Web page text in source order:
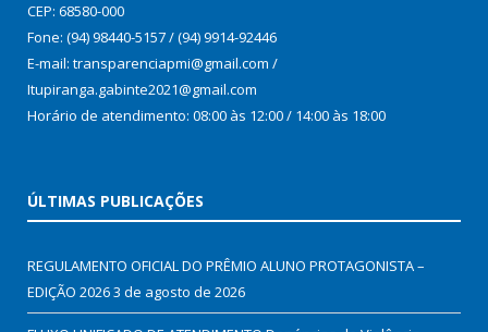
CEP: 68580-000
Fone: (94) 98440-5157 / (94) 9914-92446
E-mail: transparenciapmi@gmail.com /
Itupiranga.gabinte2021@gmail.com
Horário de atendimento: 08:00 às 12:00 / 14:00 às 18:00
ÚLTIMAS PUBLICAÇÕES
REGULAMENTO OFICIAL DO PRÊMIO ALUNO PROTAGONISTA –
EDIÇÃO 20263 de agosto de 2026